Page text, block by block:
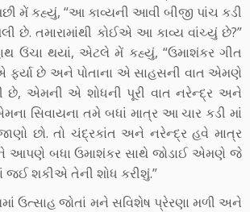
પછી મેં કહ્યું, “આ કાવ્યની આવી બીજી પાંચ કડી
છે. તમારામાંથી કોઈએ આ કાવ્ય વાંચ્યું છે?”
ઉંચા થયાં, એટલે મેં કહ્યું, “ઉમાશંકર ગીત
ફર્યા છે અને પોતાના એ સાહસની વાત એમણે
છે, એમની એ શોધની પૂરી વાત નરેન્દ્ર અને
સિવાયના તમે બધાં માત્ર આ ચાર કડી માં
છો. તો ચંદ્રકાંત અને નરેન્દ્ર હવે માત્ર
આપણે બધા ઉમાશંકર સાથે જોડાઈ એમણે જે
જઈ શકીએ તેની શોધ કરીશું.”
ઉત્સાહ જોતાં મને સવિશેષ પ્રેરણા મળી અને